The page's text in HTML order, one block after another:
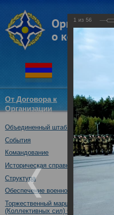
От Договора к
Организации
Объединенный штаб ОДКБ
События
Командование
Историческая справка
Структура
Обеспечение военной безопасности
Торжественный марш Войск
(Коллективных сил) ОДКБ
1 из 56